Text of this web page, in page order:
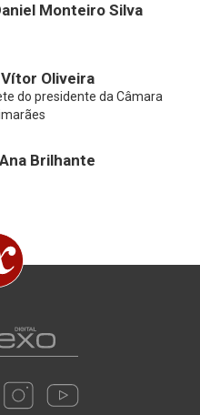
Monteiro Silva
Vítor Oliveira
do presidente da Câmara
Ana Brilhante